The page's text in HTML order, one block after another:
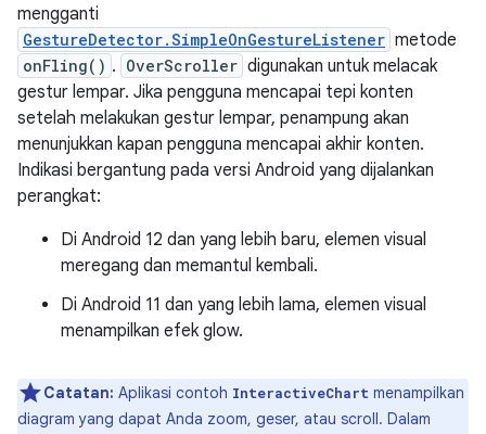
mengganti
GestureDetector.SimpleOnGestureListener metode
onFling() . OverScroller digunakan untuk melacak
gestur lempar. Jika pengguna mencapai tepi konten
setelah melakukan gestur lempar, penampung akan
menunjukkan kapan pengguna mencapai akhir konten.
Indikasi bergantung pada versi Android yang dijalankan
perangkat:
Di Android 12 dan yang lebih baru, elemen visual
meregang dan memantul kembali.
Di Android 11 dan yang lebih lama, elemen visual
menampilkan efek glow.
Catatan: Aplikasi contoh InteractiveChart menampilkan
diagram yang dapat Anda zoom, geser, atau scroll. Dalam